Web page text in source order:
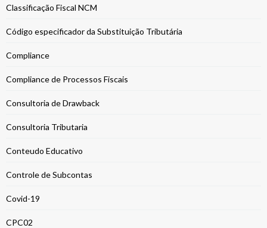
Classificação Fiscal NCM
Código especificador da Substituição Tributária
Compliance
Compliance de Processos Fiscais
Consultoria de Drawback
Consultoria Tributaria
Conteudo Educativo
Controle de Subcontas
Covid-19
CPC02